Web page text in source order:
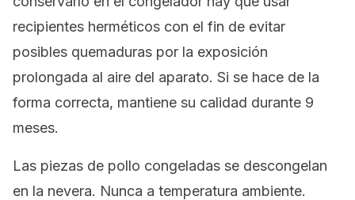
recipientes herméticos con el fin de evitar
posibles quemaduras por la exposición
prolongada al aire del aparato. Si se hace de la
forma correcta, mantiene su calidad durante 9
meses.
Las piezas de pollo congeladas se descongelan
en la nevera. Nunca a temperatura ambiente.